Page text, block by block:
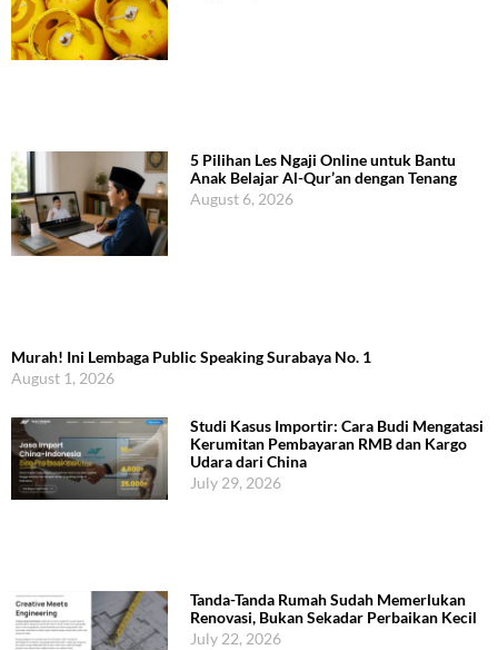
5 Pilihan Les Ngaji Online untuk Bantu
Anak Belajar Al-Qur’an dengan Tenang
August 6, 2026
Murah! Ini Lembaga Public Speaking Surabaya No. 1
August 1, 2026
Studi Kasus Importir: Cara Budi Mengatasi
Kerumitan Pembayaran RMB dan Kargo
Udara dari China
July 29, 2026
Tanda-Tanda Rumah Sudah Memerlukan
Renovasi, Bukan Sekadar Perbaikan Kecil
July 22, 2026